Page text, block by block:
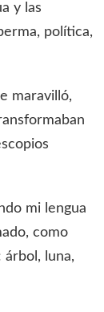
y las
política,
maravilló,
mi lengua
como
luna,